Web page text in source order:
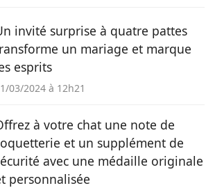
invité surprise à quatre pattes
un mariage et marque
esprits
03/2024 à 12h21
à votre chat une note de
et un supplément de
avec une médaille originale
personnalisée